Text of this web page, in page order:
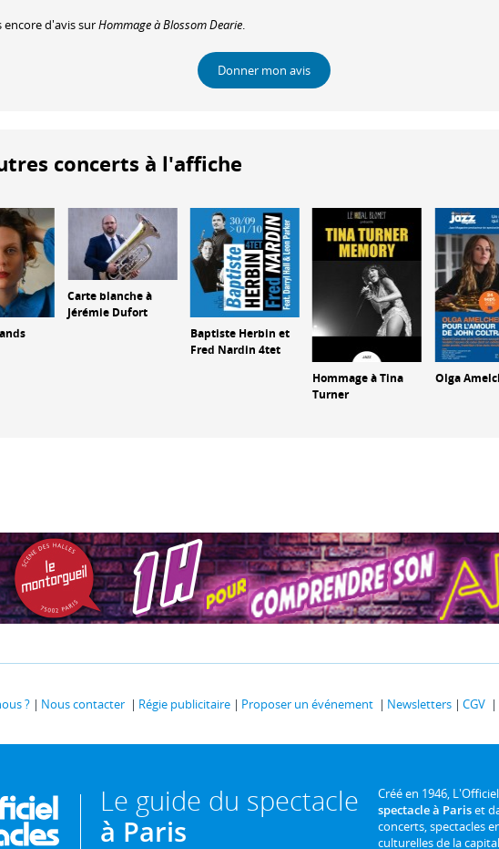
encore d'avis surHommage à Blossom Dearie
Donner mon avis
concerts à l'affiche
Carte blanche à
Jérémie Dufort
Baptiste Herbin et
Fred Nardin 4tet
Hommage à Tina
Turner
Olga
? Nous contacter Régie publicitaire Proposer un événement Newsletters CGV
Le guide du spectacle
à Paris
Créé en 1946,
spectacle à Pariset
concerts, spectacles
culturelles de la